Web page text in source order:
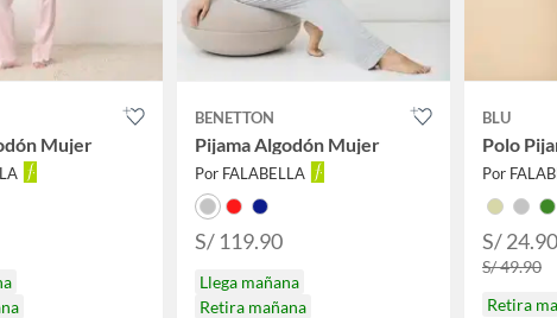
Mujer
BENETTON
Pijama Algodón Mujer
Por FALABELLA
S/ 119.90
Llega mañana
Retira mañana
BLU
Polo
Por
S/ 24.90
S/ 49.90
Retira